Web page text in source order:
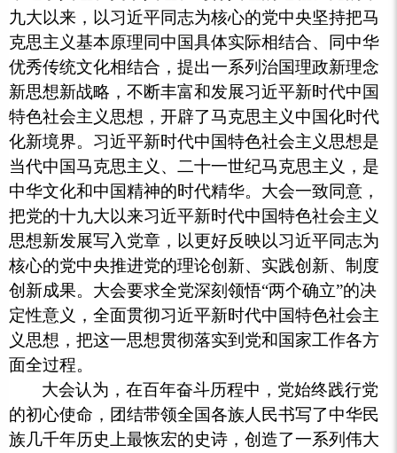
九大以来，以习近平同志为核心的党中央坚持把马
克思主义基本原理同中国具体实际相结合、同中华
优秀传统文化相结合，提出一系列治国理政新理念
新思想新战略，不断丰富和发展习近平新时代中国
特色社会主义思想，开辟了马克思主义中国化时代
化新境界。习近平新时代中国特色社会主义思想是
当代中国马克思主义、二十一世纪马克思主义，是
中华文化和中国精神的时代精华。大会一致同意，
把党的十九大以来习近平新时代中国特色社会主义
思想新发展写入党章，以更好反映以习近平同志为
核心的党中央推进党的理论创新、实践创新、制度
创新成果。大会要求全党深刻领悟“两个确立”的决
定性意义，全面贯彻习近平新时代中国特色社会主
义思想，把这一思想贯彻落实到党和国家工作各方
面全过程。
大会认为，在百年奋斗历程中，党始终践行党
的初心使命，团结带领全国各族人民书写了中华民
族几千年历史上最恢宏的史诗，创造了一系列伟大